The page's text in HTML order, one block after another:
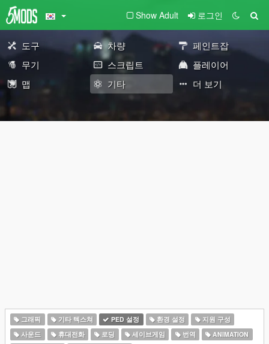
Show Adult 로그인
도구 차량
페인트잡
무기
스크립트
플레이어
맵
기타 더 보기
그래픽 기타 텍스쳐 PED 설정 환경 설정
지원 구성
사운드
휴대전화 로딩 세이브게임 번역
ANIMATION